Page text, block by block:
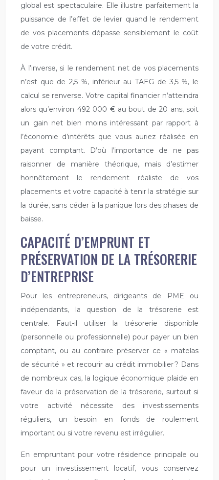
global est spectaculaire. Elle illustre parfaitement la
puissance de l’effet de levier quand le rendement
de vos placements dépasse sensiblement le coût
de votre crédit.
À l’inverse, si le rendement net de vos placements
n’est que de 2,5 %, inférieur au TAEG de 3,5 %, le
calcul se renverse. Votre capital financier n’atteindra
alors qu’environ 492 000 € au bout de 20 ans, soit
un gain net bien moins intéressant par rapport à
l’économie d’intérêts que vous auriez réalisée en
payant comptant. D’où l’importance de ne pas
raisonner de manière théorique, mais d’estimer
honnêtement le rendement réaliste de vos
placements et votre capacité à tenir la stratégie sur
la durée, sans céder à la panique lors des phases de
baisse.
CAPACITÉ D’EMPRUNT ET
PRÉSERVATION DE LA TRÉSORERIE
D’ENTREPRISE
Pour les entrepreneurs, dirigeants de PME ou
indépendants, la question de la trésorerie est
centrale. Faut-il utiliser la trésorerie disponible
(personnelle ou professionnelle) pour payer un bien
comptant, ou au contraire préserver ce « matelas
de sécurité » et recourir au crédit immobilier ? Dans
de nombreux cas, la logique économique plaide en
faveur de la préservation de la trésorerie, surtout si
votre activité nécessite des investissements
réguliers, un besoin en fonds de roulement
important ou si votre revenu est irrégulier.
En empruntant pour votre résidence principale ou
pour un investissement locatif, vous conservez